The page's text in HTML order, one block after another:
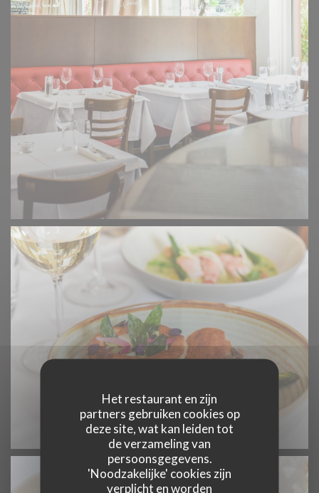
Het restaurant en zijn
partners gebruiken cookies op
deze site, wat kan leiden tot
de verzameling van
persoonsgegevens.
'Noodzakelijke' cookies zijn
verplicht en worden